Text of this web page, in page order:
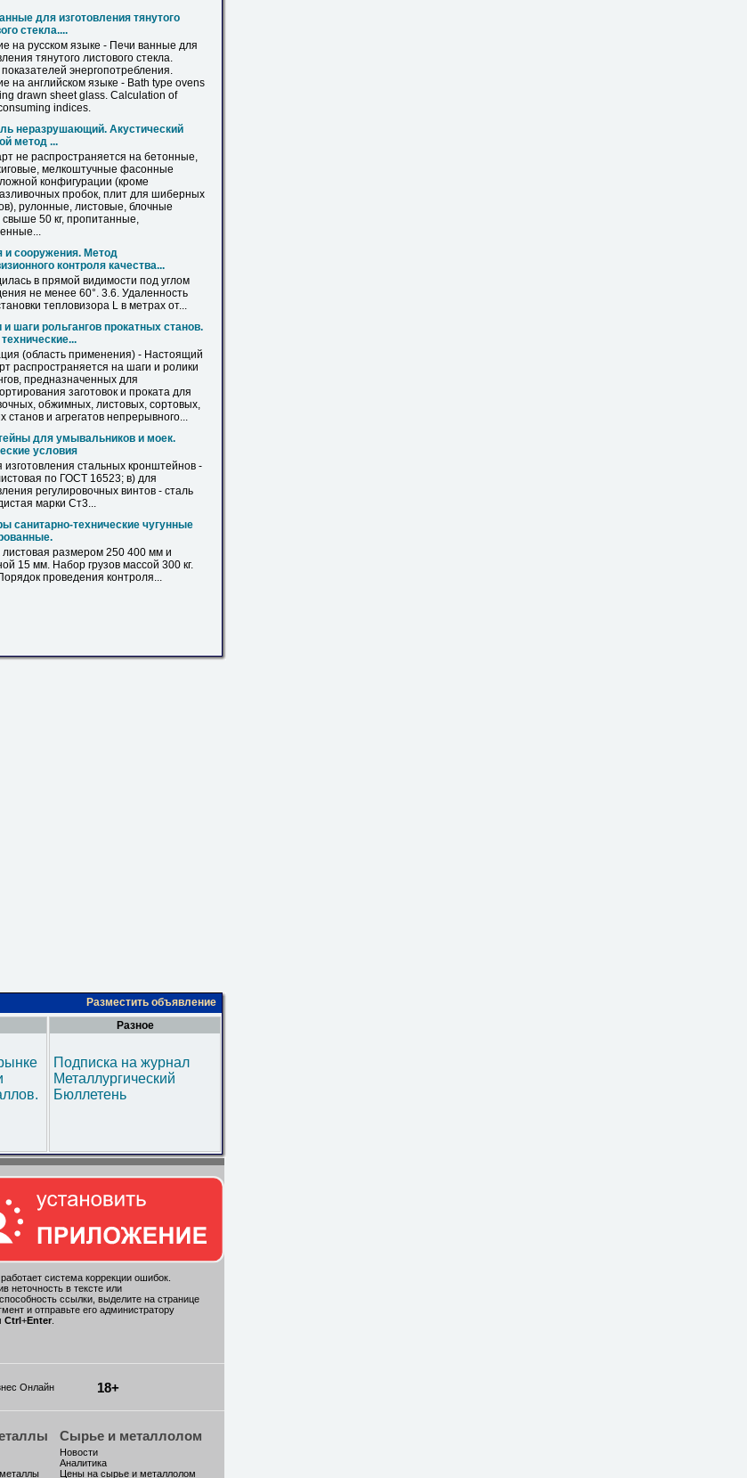
для изготовления тянутого
стекла....
на русском языке - Печи ванные для
тянутого листового стекла.
показателей энергопотребления.
на английском языке - Bath type ovens
drawn sheet glass. Calculation of
indices.
неразрушающий. Акустический
метод ...
не распространяется на бетонные,
мелкоштучные фасонные
конфигурации (кроме
пробок, плит для шиберных
рулонные, листовые, блочные
свыше 50 кг, пропитанные,
и сооружения. Метод
контроля качества...
в прямой видимости под углом
не менее 60°. 3.6. Удаленность
тепловизора L в метрах от...
и шаги рольгангов прокатных станов.
(область применения) - Настоящий
распространяется на шаги и ролики
предназначенных для
заготовок и проката для
обжимных, листовых, сортовых,
станов и агрегатов непрерывного...
для умывальников и моек.
условия
изготовления стальных кронштейнов -
по ГОСТ 16523; в) для
регулировочных винтов - сталь
марки Ст3...
санитарно-технические чугунные
листовая размером 250 400 мм и
15 мм. Набор грузов массой 300 кг.
проведения контроля...
Разместить объявление
Разное
Подписка на журнал
Металлургический
Бюллетень
система коррекции ошибок.
неточность в тексте или
ссылки, выделите на странице
и отправьте его администратору
Ctrl +Enter.
Онлайн 18+
Сырье и металлолом
Новости
Аналитика
Цены на сырье и металлолом